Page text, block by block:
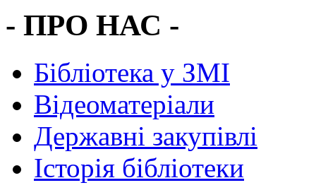
- ПРО НАС -
Бібліотека у ЗМІ
Відеоматеріали
Державні закупівлі
Історія бібліотеки